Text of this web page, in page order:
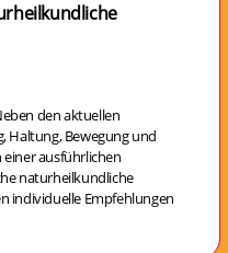
den aktuellen
Haltung, Bewegung und
ausführlichen
naturheilkundliche
individuelle Empfehlungen